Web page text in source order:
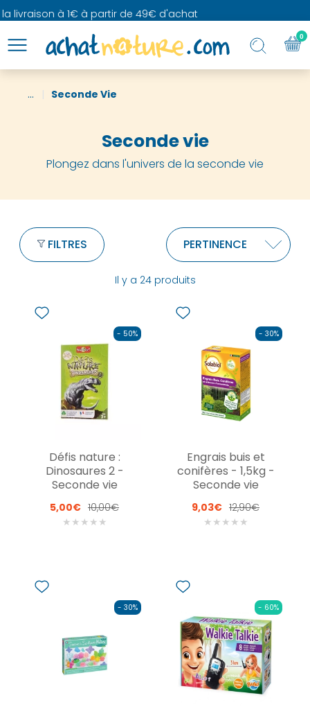
à 1€ à partir de 49€ d'achat
... Seconde Vie
Seconde vie
Plongez dans l'univers de la seconde vie
Il y a 24 produits
FILTRES
- 50%
Défis nature :
Dinosaures 2 -
Seconde vie
5,00€ 10,00€
★ ★ ★ ★ ★
- 30%
Engrais buis et
conifères - 1,5kg -
Seconde vie
9,03€ 12,90€
★ ★ ★ ★ ★
- 30% - 60%
0